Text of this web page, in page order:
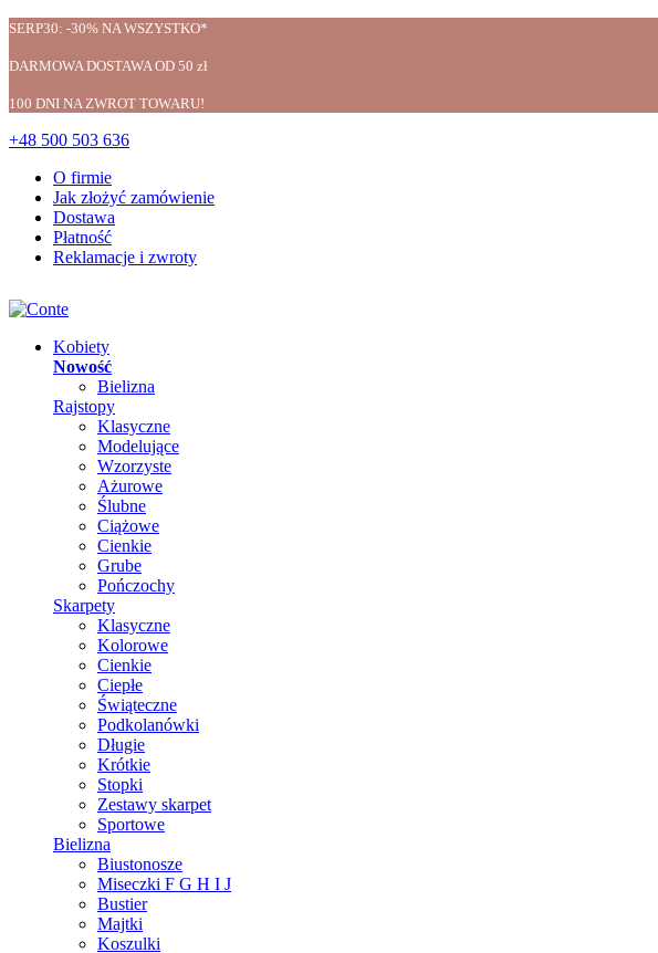
SERP30: -30% NA WSZYSTKO*
DARMOWA DOSTAWA OD 50 zł
100 DNI NA ZWROT TOWARU!
+48 500 503 636
O firmie
Jak złożyć zamówienie
Dostawa
Płatność
Reklamacje i zwroty
Kobiety
Nowość
Bielizna
Rajstopy
Klasyczne
Modelujące
Wzorzyste
Ażurowe
Ślubne
Ciążowe
Cienkie
Grube
Pończochy
Skarpety
Klasyczne
Kolorowe
Cienkie
Ciepłe
Świąteczne
Podkolanówki
Długie
Krótkie
Stopki
Zestawy skarpet
Sportowe
Bielizna
Biustonosze
Miseczki F G H I J
Bustier
Majtki
Koszulki